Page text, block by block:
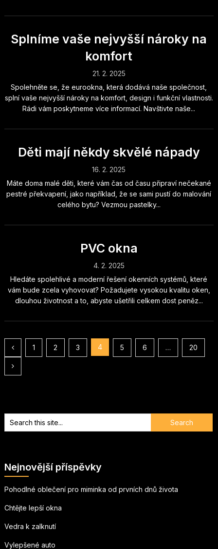
Splníme vaše nejvyšší nároky na
komfort
21. 2. 2025
Spolehněte se, že eurookna, která dodává naše společnost,
splní vaše nejvyšší nároky na komfort, design i funkční vlastnosti.
Rádi vám poskytneme více informací. Navštivte naše...
Děti mají někdy skvělé nápady
16. 2. 2025
Máte doma malé děti, které vám čas od času připraví nečekané
pestré překvapení, jako například, že se sami pustí do malování
celého bytu? Vezmou pastelky...
PVC okna
4. 2. 2025
Hledáte spolehlivé a moderní řešení okenních systémů, které
vám bude zcela vyhovovat? Požadujete vysokou kvalitu oken,
dlouhou životnost a to, abyste ušetřili celkem dost peněz...
Stránkování
příspěvků
1 2 3 4 5 6 … 20
Nejnovější příspěvky
Pohodlné oblečení pro miminka od prvních dnů života
Chtějte lepší okna
Vedra k zalknutí
Vylepšené auto